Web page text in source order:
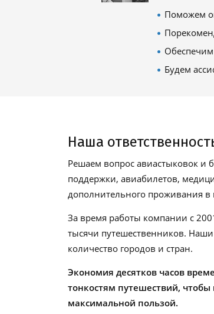
Поможем
Обеспечим
Будем
Наша
Решаем вопрос авиастыковок и
поддержки, авиабилетов,
дополнительного проживания в
За время работы компании с
тысячи путешественников.
количество городов и стран.
Экономия десятков часов
тонкостям путешествий,
максимальной пользой.